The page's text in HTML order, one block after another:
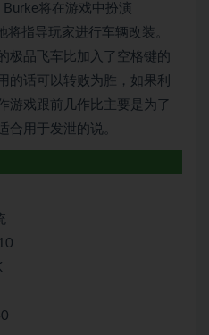
将在游戏中扮演
将指导玩家进行车辆改装。
极品飞车比加入了空格键的
的话可以转败为胜，如果利
游戏跟前几作比主要是为了
合用于发泄的说。